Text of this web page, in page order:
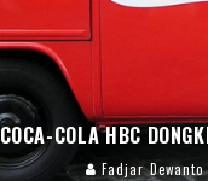
COCA-COLA HBC
Fadjar Dewanto